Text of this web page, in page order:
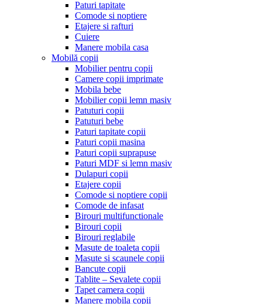
Paturi tapitate
Comode si noptiere
Etajere si rafturi
Cuiere
Manere mobila casa
Mobilă copii
Mobilier pentru copii
Camere copii imprimate
Mobila bebe
Mobilier copii lemn masiv
Patuturi copii
Patuturi bebe
Paturi tapitate copii
Paturi copii masina
Paturi copii suprapuse
Paturi MDF si lemn masiv
Dulapuri copii
Etajere copii
Comode si noptiere copii
Comode de infasat
Birouri multifunctionale
Birouri copii
Birouri reglabile
Masute de toaleta copii
Masute si scaunele copii
Bancute copii
Tablite – Sevalete copii
Tapet camera copii
Manere mobila copii